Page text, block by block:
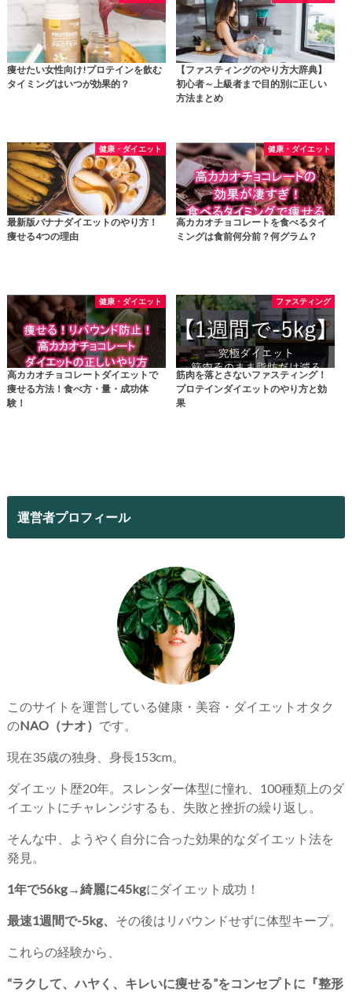
痩せたい女性向け!プロテインを飲む
タイミングはいつが効果的？
【ファスティングのやり方大辞典】
初心者～上級者まで目的別に正しい
方法まとめ
健康・ダイエット
最新版バナナダイエットのやり方！
痩せる4つの理由
健康・ダイエット
高カカオチョコレートを食べるタイ
ミングは食前何分前？何グラム？
健康・ダイエット
高カカオチョコレートダイエットで
痩せる方法！食べ方・量・成功体
験！
ファスティング
筋肉を落とさないファスティング！
プロテインダイエットのやり方と効
果
運営者プロフィール
このサイトを運営している健康・美容・ダイエットオタク
のNAO（ナオ） です。
現在35歳の独身、身長153cm。
ダイエット歴20年。スレンダー体型に憧れ、100種類上のダ
イエットにチャレンジするも、失敗と挫折の繰り返し。
そんな中、ようやく自分に合った効果的なダイエット法を
発見。
1年で56kg→綺麗に45kgにダイエット成功！
最速1週間で-5kg、 その後はリバウンドせずに体型キープ。
これらの経験から、
“ラクして、ハヤく、キレいに痩せる”をコンセプトに『整形